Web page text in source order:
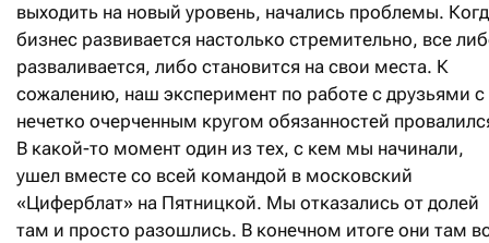
выходить на новый уровень, начались проблемы.
бизнес развивается настолько стремительно, все
разваливается, либо становится на свои места. К
сожалению, наш эксперимент по работе с друзьями с
нечетко очерченным кругом обязанностей
В какой-то момент один из тех, с кем мы начинали,
ушел вместе со всей командой в московский
«Циферблат» на Пятницкой. Мы отказались от долей
там и просто разошлись. В конечном итоге они там